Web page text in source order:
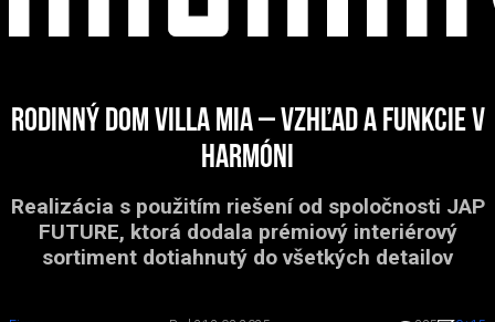
Rodinný dom Villa Mia – vzhľad a funkcie v
harmóni
Realizácia s použitím riešení od spoločnosti JAP
FUTURE, ktorá dodala prémiový interiérový
sortiment dotiahnutý do všetkých detailov